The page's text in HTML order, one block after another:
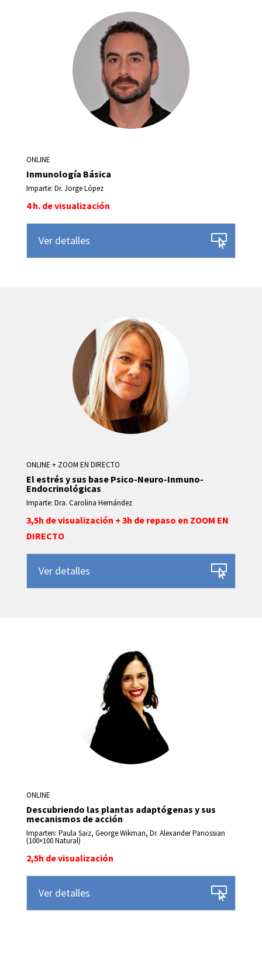
ONLINE
Inmunología Básica
Imparte: Dr. Jorge López
4 h. de visualización
Ver detalles
ONLINE + ZOOM EN DIRECTO
El estrés y sus base Psico-Neuro-Inmuno-
Endocrinológicas
Imparte: Dra. Carolina Hernández
3,5h de visualización + 3h de repaso en ZOOM EN
DIRECTO
Ver detalles
ONLINE
Descubriendo las plantas adaptógenas y sus
mecanismos de acción
Imparten: Paula Saiz, George Wikman, Dr. Alexander Panossian
(100×100 Natural)
2,5h de visualización
Ver detalles